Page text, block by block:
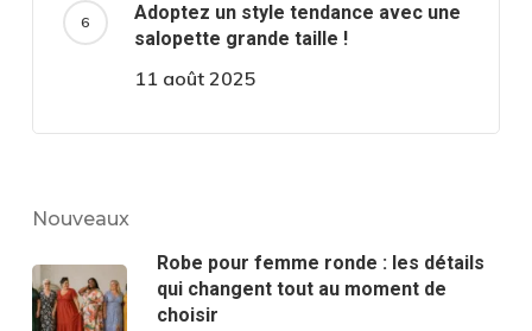
Adoptez un style tendance avec une
salopette grande taille !
11 août 2025
Nouveaux
Robe pour femme ronde : les détails
qui changent tout au moment de
choisir